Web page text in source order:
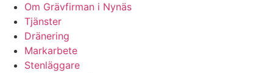
Om Grävfirman i Nynäs
Tjänster
Dränering
Markarbete
Stenläggare